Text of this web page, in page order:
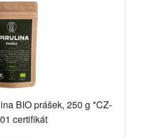
BIO prášek, 250 g *CZ-
certifikát